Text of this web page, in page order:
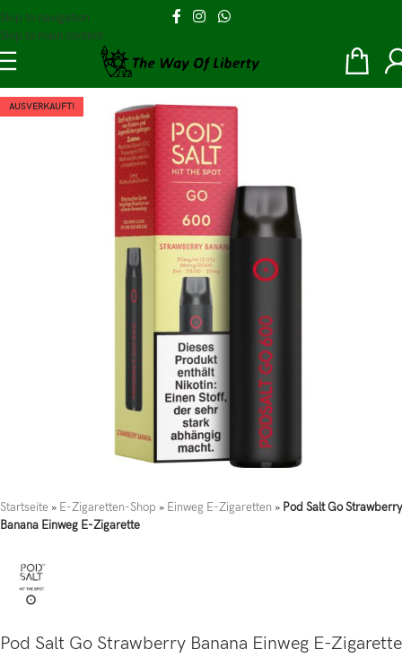
Skip to navigation
Skip to main content
AUSVERKAUFT!
Startseite » E-Zigaretten-Shop » Einweg E-Zigaretten » Pod Salt Go Strawberry
Banana Einweg E-Zigarette
Pod Salt Go Strawberry Banana Einweg E-Zigarette